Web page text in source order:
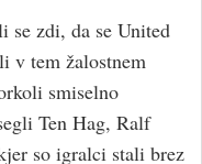
se zdi, da se United
v tem žalostnem
smiselno
Ten Hag, Ralf
so igralci stali brez